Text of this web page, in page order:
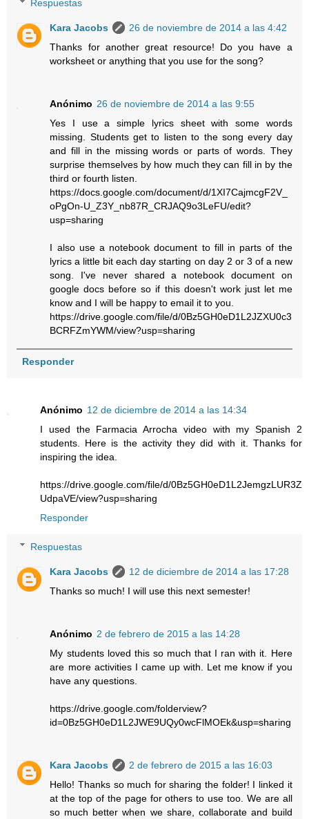
Respuestas
Kara Jacobs
26 de noviembre de 2014 a las 4:42
Thanks for another great resource! Do you have a
worksheet or anything that you use for the song?
Anónimo 26 de noviembre de 2014 a las 9:55
Yes I use a simple lyrics sheet with some words
missing. Students get to listen to the song every day
and fill in the missing words or parts of words. They
surprise themselves by how much they can fill in by the
third or fourth listen.
https://docs.google.com/document/d/1XI7CajmcgF2V_
oPgOn-U_Z3Y_nb87R_CRJAQ9o3LeFU/edit?
usp=sharing
I also use a notebook document to fill in parts of the
lyrics a little bit each day starting on day 2 or 3 of a new
song. I've never shared a notebook document on
google docs before so if this doesn't work just let me
know and I will be happy to email it to you.
https://drive.google.com/file/d/0Bz5GH0eD1L2JZXU0c3
BCRFZmYWM/view?usp=sharing
Responder
Anónimo 12 de diciembre de 2014 a las 14:34
I used the Farmacia Arrocha video with my Spanish 2
students. Here is the activity they did with it. Thanks for
inspiring the idea.
https://drive.google.com/file/d/0Bz5GH0eD1L2JemgzLUR3Z
UdpaVE/view?usp=sharing
Responder
Respuestas
Kara Jacobs
12 de diciembre de 2014 a las 17:28
Thanks so much! I will use this next semester!
Anónimo 2 de febrero de 2015 a las 14:28
My students loved this so much that I ran with it. Here
are more activities I came up with. Let me know if you
have any questions.
https://drive.google.com/folderview?
id=0Bz5GH0eD1L2JWE9UQy0wcFlMOEk&usp=sharing
Kara Jacobs
2 de febrero de 2015 a las 16:03
Hello! Thanks so much for sharing the folder! I linked it
at the top of the page for others to use too. We are all
so much better when we share, collaborate and build